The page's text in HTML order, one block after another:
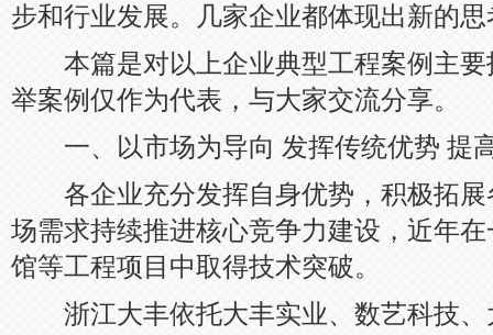
步和行业发展。几家企业都体现出新的
本篇是对以上企业典型工程案例主要
举案例仅作为代表，与大家交流分享。
一、以市场为导向 发挥传统优势 提
各企业充分发挥自身优势，积极拓展
场需求持续推进核心竞争力建设，近年
馆等工程项目中取得技术突破。
浙江大丰依托大丰实业、数艺科技、